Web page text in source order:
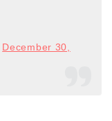
December 30,